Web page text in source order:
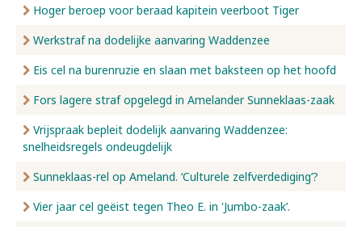
Hoger beroep voor beraad kapitein veerboot Tiger
Werkstraf na dodelijke aanvaring Waddenzee
Eis cel na burenruzie en slaan met baksteen op het hoofd
Fors lagere straf opgelegd in Amelander Sunneklaas-zaak
Vrijspraak bepleit dodelijk aanvaring Waddenzee:
snelheidsregels ondeugdelijk
Sunneklaas-rel op Ameland. ‘Culturele zelfverdediging’?
Vier jaar cel geëist tegen Theo E. in 'Jumbo-zaak’.